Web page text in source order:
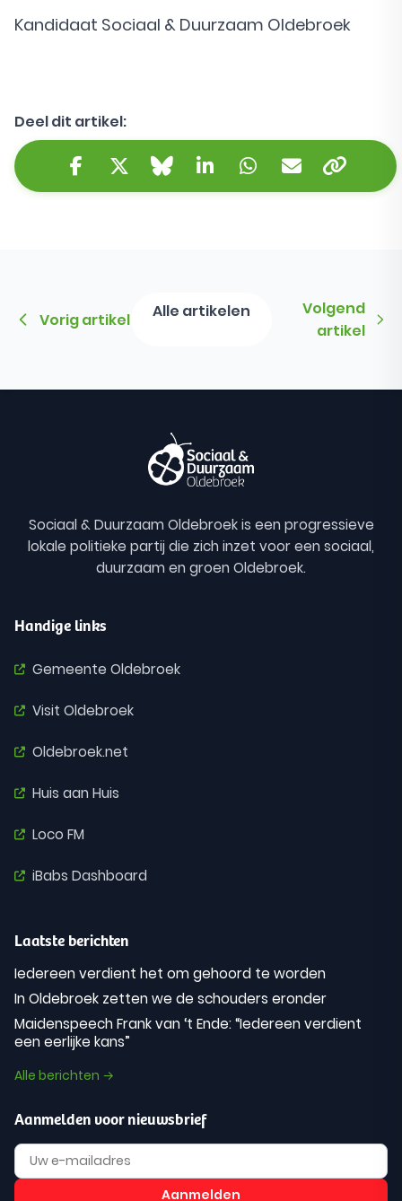
Kandidaat Sociaal & Duurzaam Oldebroek
Deel dit artikel:
Facebook
Twitter/X
BlueskyLinkedInWhatsApp
E-mail
Vorig artikel Alle artikelen
Volgend
artikel
Sociaal & Duurzaam Oldebroek is een progressieve
lokale politieke partij die zich inzet voor een sociaal,
duurzaam en groen Oldebroek.
Handige links
Gemeente Oldebroek
Visit Oldebroek
Oldebroek.net
Huis aan Huis
Loco FM
iBabs Dashboard
Laatste berichten
Iedereen verdient het om gehoord te worden
In Oldebroek zetten we de schouders eronder
Maidenspeech Frank van ‘t Ende: “Iedereen verdient
een eerlijke kans”
Alle berichten →
Aanmelden voor nieuwsbrief